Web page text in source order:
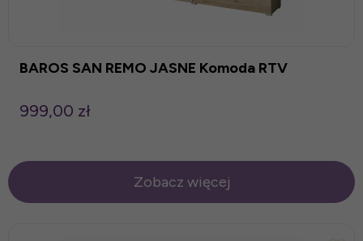
BAROS SAN REMO JASNE Komoda RTV
999,00 zł
Zobacz więcej